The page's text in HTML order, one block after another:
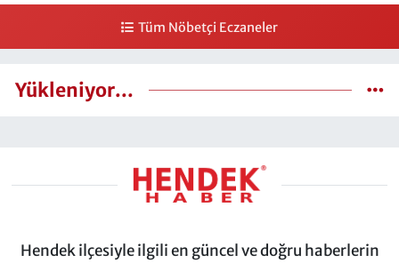
Tüm Nöbetçi Eczaneler
Yükleniyor...
Hendek ilçesiyle ilgili en güncel ve doğru haberlerin